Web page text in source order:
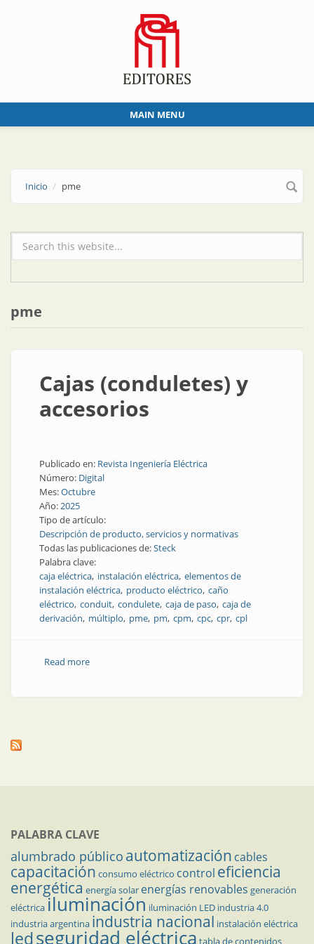
MAIN MENU
Inicio pme
Formulario de búsqueda
pme
Cajas (conduletes) y
accesorios
Publicado en: Revista Ingeniería Eléctrica
Número: Digital
Mes:Octubre
Año:2025
Tipo de artículo:
Descripción de producto, servicios y normativas
Todas las publicaciones de:Steck
Palabra clave:
caja eléctrica instalación eléctrica elementos de
instalación eléctrica producto eléctrico caño
eléctrico conduit condulete caja de paso caja de
derivación múltiplo pme pm cpm cpc cpr cpl
Read moreabout Cajas (conduletes) y accesorios
PALABRA CLAVE
alumbrado público automatización cables
capacitación consumo eléctrico control eficiencia
energética energía solar energías renovables generación
eléctricailuminación iluminación LED industria 4.0
industria argentina industria nacional instalación eléctrica
ledseguridad eléctrica tabla de contenidos